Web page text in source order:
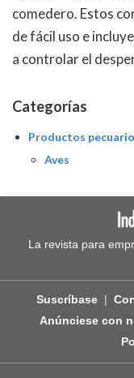
comedero. Estos
de fácil uso e
a controlar el
Categorías
Productos
Aves
La revista para
Suscríbase
Anúnciese con